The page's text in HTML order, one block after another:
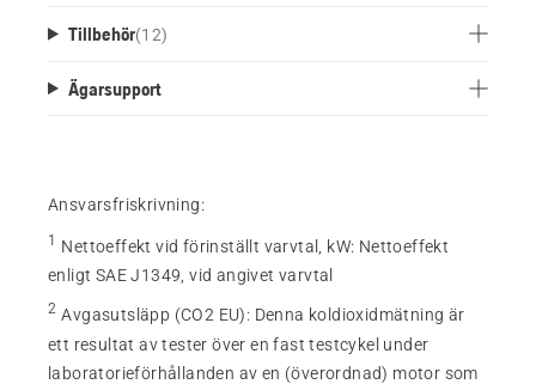
Tillbehör(12)
Ägarsupport
Ansvarsfriskrivning:
1 Nettoeffekt vid förinställt varvtal, kW: Nettoeffekt
enligt SAE J1349, vid angivet varvtal
2 Avgasutsläpp (CO2 EU): Denna koldioxidmätning är
ett resultat av tester över en fast testcykel under
laboratorieförhållanden av en (överordnad) motor som